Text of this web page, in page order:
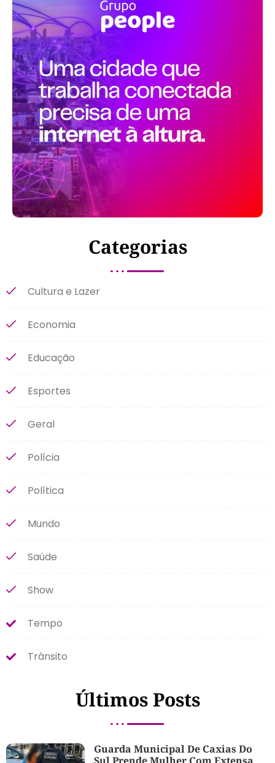
Categorias
Cultura e Lazer
Economia
Educação
Esportes
Geral
Polícia
Política
Mundo
Saúde
Show
Tempo
Trânsito
Últimos Posts
Guarda Municipal De Caxias Do